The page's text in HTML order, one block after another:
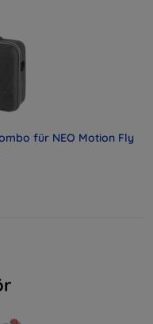
für NEO Motion Fly